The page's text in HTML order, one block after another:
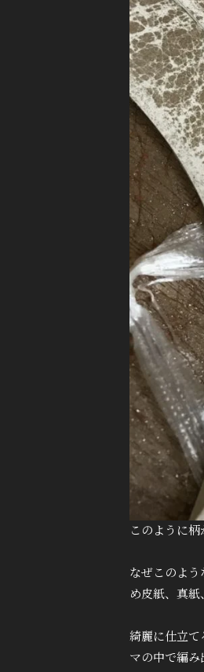
このように柄
なぜこのよ
め皮紙、真紙
綺麗に仕立て
マの中で編み